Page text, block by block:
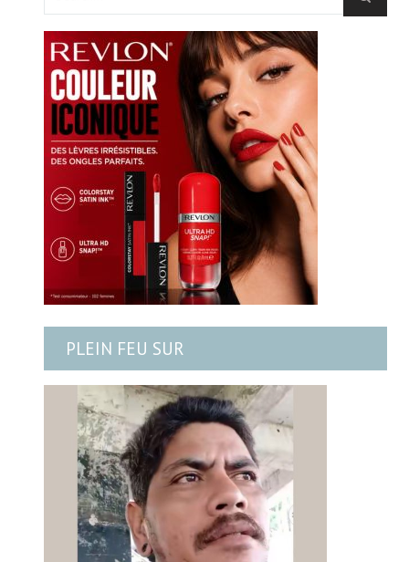
PLEIN FEU SUR